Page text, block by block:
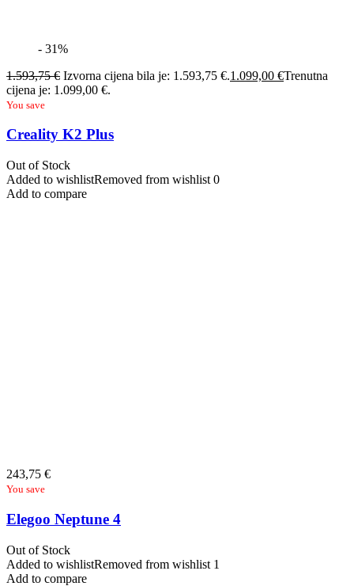
- 31%
1.593,75€ Izvorna cijena bila je: 1.593,75 €.1.099,00 €Trenutna
cijena je: 1.099,00 €.
You save
Creality K2 Plus
Out of Stock
Added to wishlistRemoved from wishlist 0
Add to compare
243,75 €
You save
Elegoo Neptune 4
Out of Stock
Added to wishlistRemoved from wishlist 1
Add to compare